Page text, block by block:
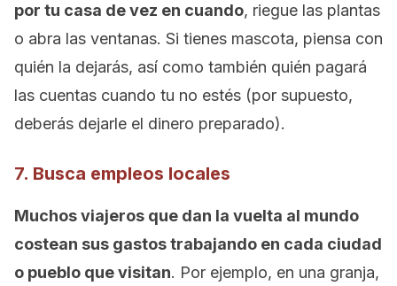
por tu casa de vez en cuando, riegue las plantas
o abra las ventanas. Si tienes mascota, piensa con
quién la dejarás, así como también quién pagará
las cuentas cuando tu no estés (por supuesto,
deberás dejarle el dinero preparado).
7. Busca empleos locales
Muchos viajeros que dan la vuelta al mundo
costean sus gastos trabajando en cada ciudad
o pueblo que visitan. Por ejemplo, en una granja,